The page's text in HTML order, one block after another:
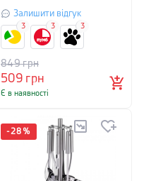
Залишити відгук
509грн
849грн
Є в наявності
3 3 3
-28 %